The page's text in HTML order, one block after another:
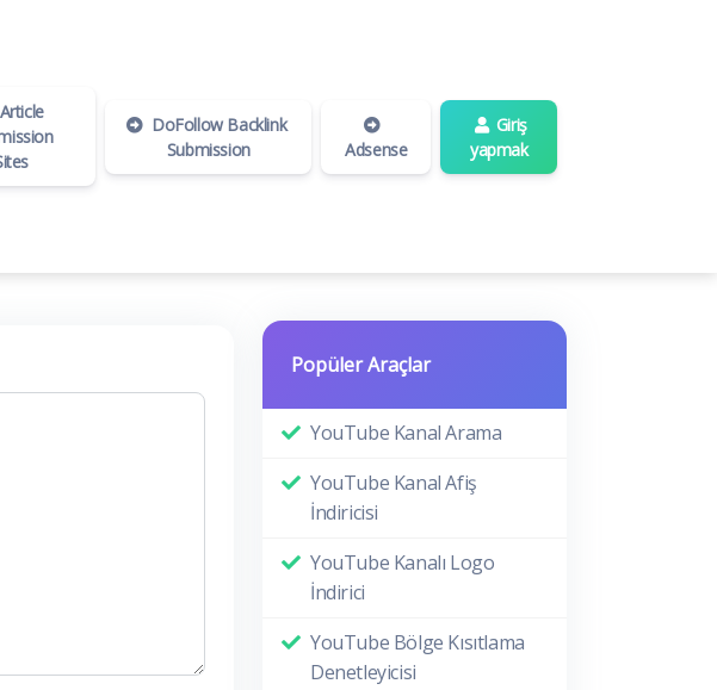
Article
DoFollow Backlink
Submission
Adsense
Giriş
yapmak
Popüler Araçlar
YouTube Kanal Arama
YouTube Kanal Afiş
İndiricisi
YouTube Kanalı Logo
İndirici
YouTube Bölge Kısıtlama
Denetleyicisi